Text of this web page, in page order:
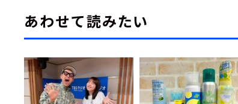
あわせて読みたい